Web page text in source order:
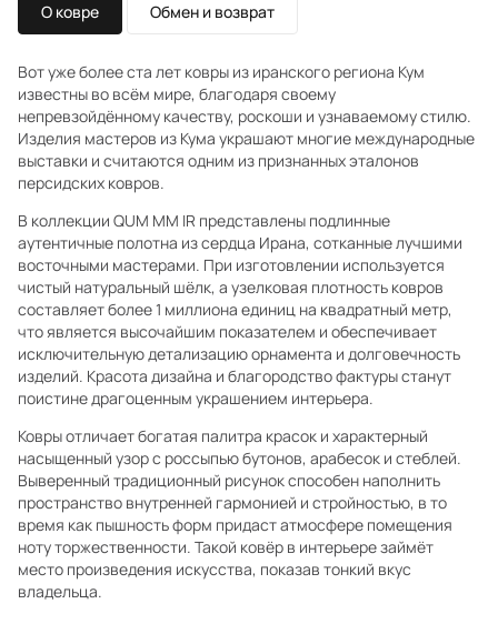
О ковре Обмен и возврат
Вот уже более ста лет ковры из иранского региона Кум
известны во всём мире, благодаря своему
непревзойдённому качеству, роскоши и узнаваемому стилю.
Изделия мастеров из Кума украшают многие международные
выставки и считаются одним из признанных эталонов
персидских ковров.
В коллекции QUM MM IR представлены подлинные
аутентичные полотна из сердца Ирана, сотканные лучшими
восточными мастерами. При изготовлении используется
чистый натуральный шёлк, а узелковая плотность ковров
составляет более 1 миллиона единиц на квадратный метр,
что является высочайшим показателем и обеспечивает
исключительную детализацию орнамента и долговечность
изделий. Красота дизайна и благородство фактуры станут
поистине драгоценным украшением интерьера.
Ковры отличает богатая палитра красок и характерный
насыщенный узор с россыпью бутонов, арабесок и стеблей.
Выверенный традиционный рисунок способен наполнить
пространство внутренней гармонией и стройностью, в то
время как пышность форм придаст атмосфере помещения
ноту торжественности. Такой ковёр в интерьере займёт
место произведения искусства, показав тонкий вкус
владельца.